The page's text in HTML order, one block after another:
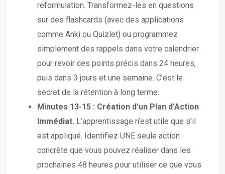
reformulation. Transformez-les en questions
sur des flashcards (avec des applications
comme Anki ou Quizlet) ou programmez
simplement des rappels dans votre calendrier
pour revoir ces points précis dans 24 heures,
puis dans 3 jours et une semaine. C’est le
secret de la rétention à long terme.
Minutes 13-15 : Création d’un Plan d’Action
Immédiat. L’apprentissage n’est utile que s’il
est appliqué. Identifiez UNE seule action
concrète que vous pouvez réaliser dans les
prochaines 48 heures pour utiliser ce que vous